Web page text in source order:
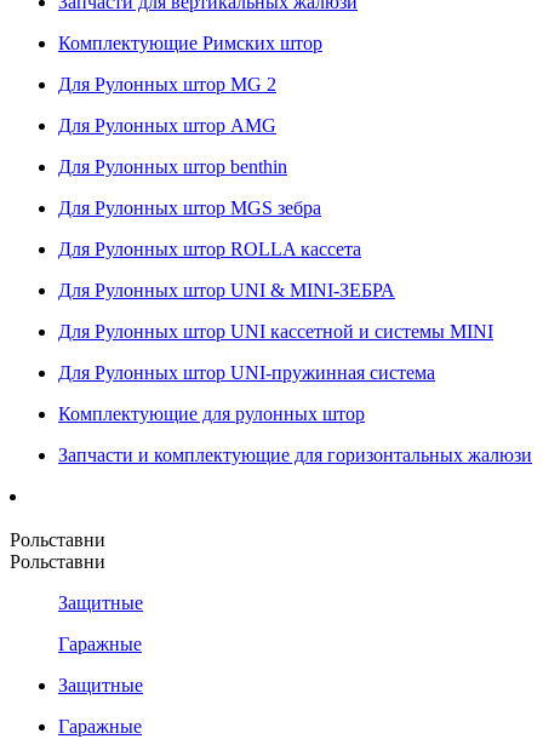
Комплектующие Римских штор
Для Рулонных штор MG 2
Для Рулонных штор AMG
Для Рулонных штор benthin
Для Рулонных штор MGS зебра
Для Рулонных штор ROLLA кассета
Для Рулонных штор UNI & MINI-ЗЕБРА
Для Рулонных штор UNI кассетной и системы MINI
Для Рулонных штор UNI-пружинная система
Комплектующие для рулонных штор
Запчасти и комплектующие для горизонтальных жалюзи
Рольставни
Рольставни
Защитные
Гаражные
Защитные
Гаражные